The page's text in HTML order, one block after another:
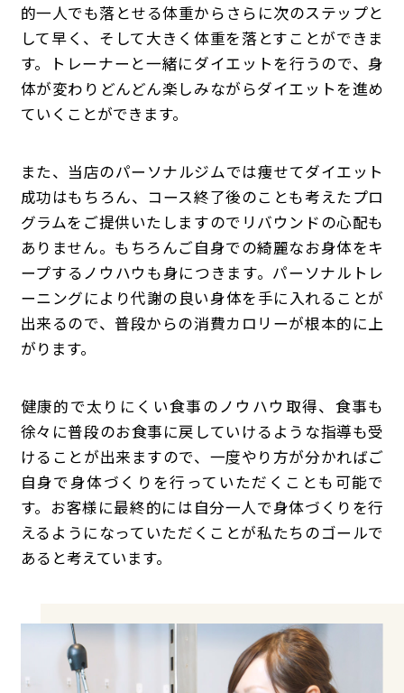
的一人でも落とせる体重からさらに次のステップと
して早く、そして大きく体重を落とすことができま
す。トレーナーと一緒にダイエットを行うので、身
体が変わりどんどん楽しみながらダイエットを進め
ていくことができます。
また、当店のパーソナルジムでは痩せてダイエット
成功はもちろん、コース終了後のことも考えたプロ
グラムをご提供いたしますのでリバウンドの心配も
ありません。もちろんご自身での綺麗なお身体をキ
ープするノウハウも身につきます。パーソナルトレ
ーニングにより代謝の良い身体を手に入れることが
出来るので、普段からの消費カロリーが根本的に上
がります。
健康的で太りにくい食事のノウハウ取得、食事も
徐々に普段のお食事に戻していけるような指導も受
けることが出来ますので、一度やり方が分かればご
自身で身体づくりを行っていただくことも可能で
す。お客様に最終的には自分一人で身体づくりを行
えるようになっていただくことが私たちのゴールで
あると考えています。